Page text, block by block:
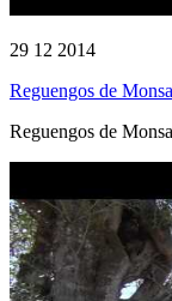
29 12 2014
Reguengos de
Reguengos de